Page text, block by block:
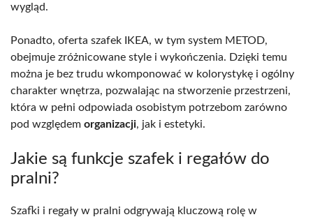
wygląd.
Ponadto, oferta szafek IKEA, w tym system METOD,
obejmuje zróżnicowane style i wykończenia. Dzięki temu
można je bez trudu wkomponować w kolorystykę i ogólny
charakter wnętrza, pozwalając na stworzenie przestrzeni,
która w pełni odpowiada osobistym potrzebom zarówno
pod względem organizacji, jak i estetyki.
Jakie są funkcje szafek i regałów do
pralni?
Szafki i regały w pralni odgrywają kluczową rolę w